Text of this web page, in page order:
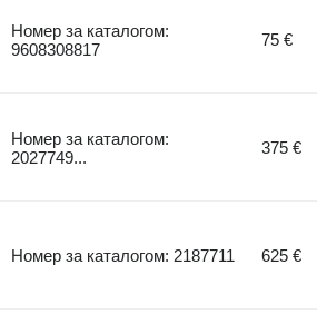
Номер за каталогом:
9608308817
75 €
Номер за каталогом:
2027749...
375 €
Номер за каталогом: 2187711 625 €